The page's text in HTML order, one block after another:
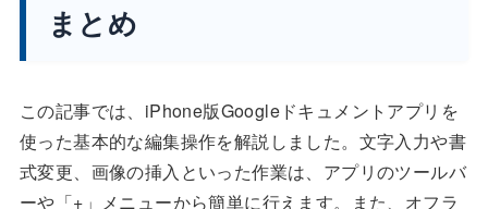
まとめ
この記事では、iPhone版Googleドキュメントアプリを
使った基本的な編集操作を解説しました。文字入力や書
式変更、画像の挿入といった作業は、アプリのツールバ
ーや「+」メニューから簡単に行えます。また、オフラ